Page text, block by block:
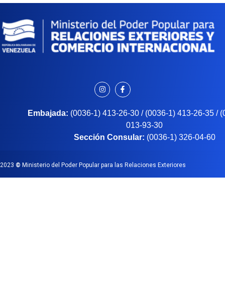
Embajada: (0036-1) 413-26-30 / (0036-1) 413-26-35 /
013-93-30
Sección Consular: (0036-1) 326-04-60
2023 © Ministerio del Poder Popular para las Relaciones Exteriores